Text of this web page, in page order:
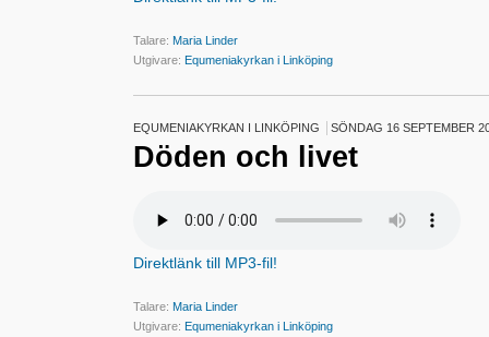
Talare: Maria Linder
Utgivare: Equmeniakyrkan i Linköping
EQUMENIAKYRKAN I LINKÖPING SÖNDAG 16 SEPTEMBER
Döden och livet
Direktlänk till MP3-fil!
Talare: Maria Linder
Utgivare: Equmeniakyrkan i Linköping